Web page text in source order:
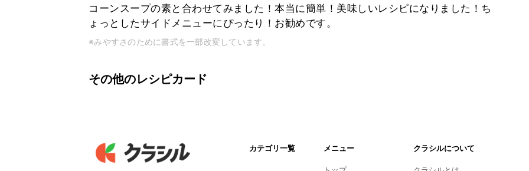
コーンスープの素と合わせてみました！本当に簡単！美味しいレシピになりました！ち
ょっとしたサイドメニューにぴったり！お勧めです。
※みやすさのために書式を一部改変しています。
その他のレシピカード
カテゴリ一覧 メニュー クラシルについて